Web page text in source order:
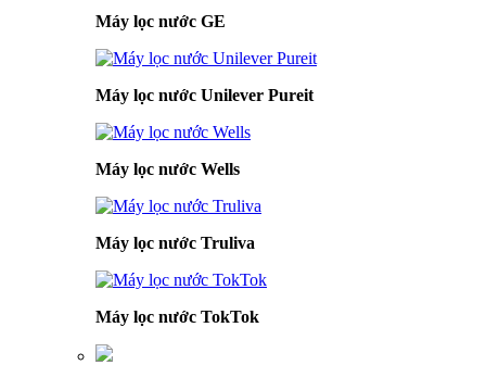
Máy lọc nước GE
Máy lọc nước Unilever Pureit
Máy lọc nước Wells
Máy lọc nước Truliva
Máy lọc nước TokTok